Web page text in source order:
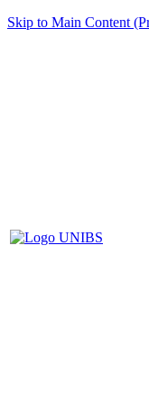
Skip to Main Content